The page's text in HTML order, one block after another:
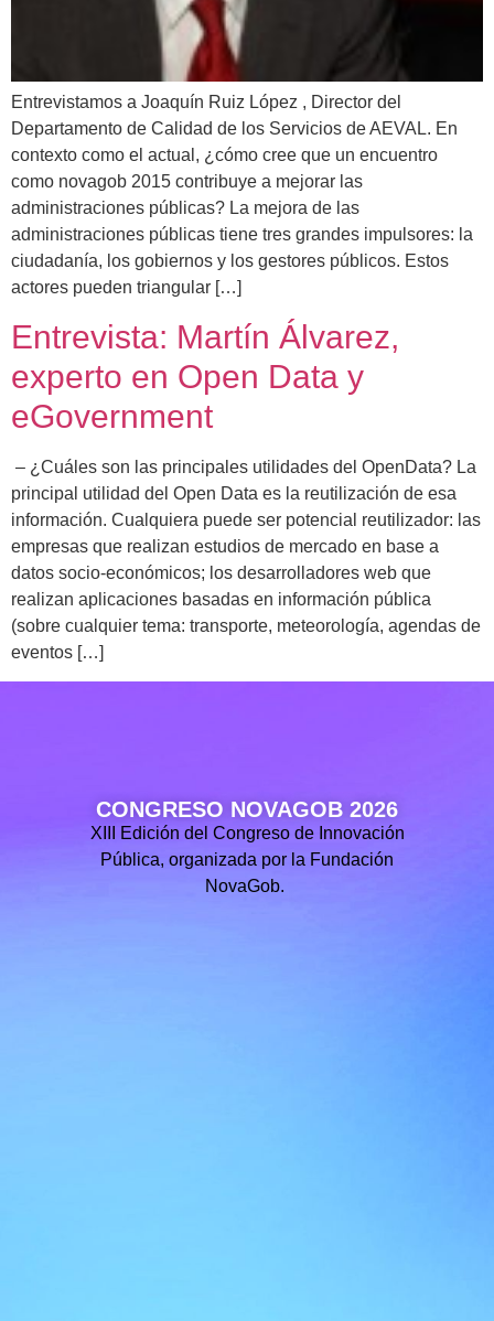
Entrevistamos a Joaquín Ruiz López , Director del
Departamento de Calidad de los Servicios de AEVAL. En
contexto como el actual, ¿cómo cree que un encuentro
como novagob 2015 contribuye a mejorar las
administraciones públicas? La mejora de las
administraciones públicas tiene tres grandes impulsores: la
ciudadanía, los gobiernos y los gestores públicos. Estos
actores pueden triangular […]
Entrevista: Martín Álvarez,
experto en Open Data y
eGovernment
– ¿Cuáles son las principales utilidades del OpenData? La
principal utilidad del Open Data es la reutilización de esa
información. Cualquiera puede ser potencial reutilizador: las
empresas que realizan estudios de mercado en base a
datos socio-económicos; los desarrolladores web que
realizan aplicaciones basadas en información pública
(sobre cualquier tema: transporte, meteorología, agendas de
eventos […]
CONGRESO NOVAGOB 2026
XIII Edición del Congreso de Innovación
Pública, organizada por la Fundación
NovaGob.